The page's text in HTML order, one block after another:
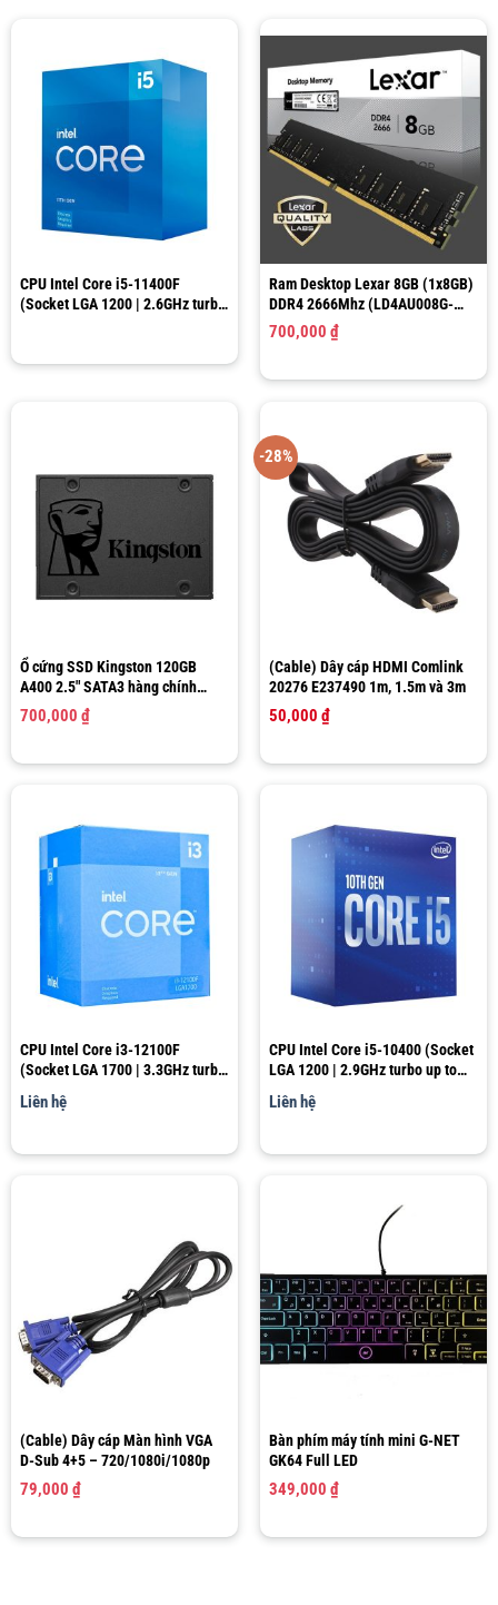
CPU Intel Core i5-11400F
(Socket LGA 1200 | 2.6GHz turbo
Ram Desktop Lexar 8GB (1x8GB)
DDR4 2666Mhz (LD4AU008G-
R2666G)
700,000 ₫
Ổ cứng SSD Kingston 120GB
A400 2.5″ SATA3 hàng chính
hãng
700,000 ₫
-28%
(Cable) Dây cáp HDMI Comlink
20276 E237490 1m, 1.5m và 3m
50,000 ₫
CPU Intel Core i3-12100F
(Socket LGA 1700 | 3.3GHz turbo
up to 4.3GHz | 4 nhân 8 luồng |
12MB Cache)
Liên hệ
CPU Intel Core i5-10400 (Socket
LGA 1200 | 2.9GHz turbo up to
4.3GHz | 6 nhân 12 luồng | 12MB
Cache)
Liên hệ
(Cable) Dây cáp Màn hình VGA
D-Sub 4+5 – 720/1080i/1080p
79,000 ₫
Bàn phím máy tính mini G-NET
GK64 Full LED
349,000 ₫